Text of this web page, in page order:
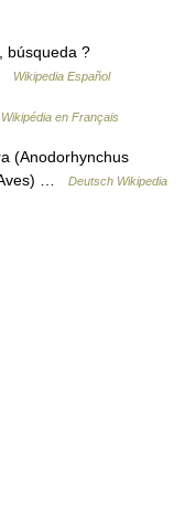
búsqueda ?
Wikipedia Español
Wikipédia en Français
(Anodorhynchus
…
Deutsch Wikipedia